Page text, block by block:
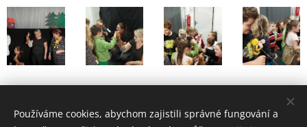
Share
Používáme cookies, abychom zajistili správné fungování a